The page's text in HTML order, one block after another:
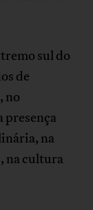
sul do
de
no
presença
na
na cultura